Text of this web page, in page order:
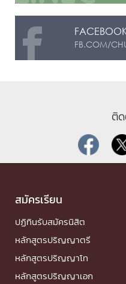
FB.COM/
ติ
สมัครเรียน
ปฏิทินรับสมัครนิสิต
หลักสูตรปริญญาตรี
หลักสูตรปริญญาโท
หลักสูตรปริญญาเอก